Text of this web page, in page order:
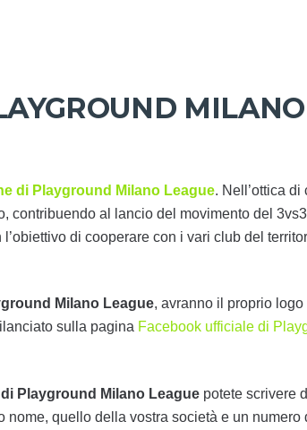
di Playground Milano League. Nell’ottica
contribuendo al lancio del movimento del
l’obiettivo di cooperare con i vari club del
Milano League, avranno il proprio logo
sulla pagina Facebook ufficiale di
Playground Milano League potete scrivere
nome, quello della vostra società e un numero